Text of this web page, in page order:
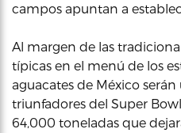
campos apuntan a
Al margen de las
típicas en el menú de los
aguacates de México
triunfadores del Super
64,000 toneladas que